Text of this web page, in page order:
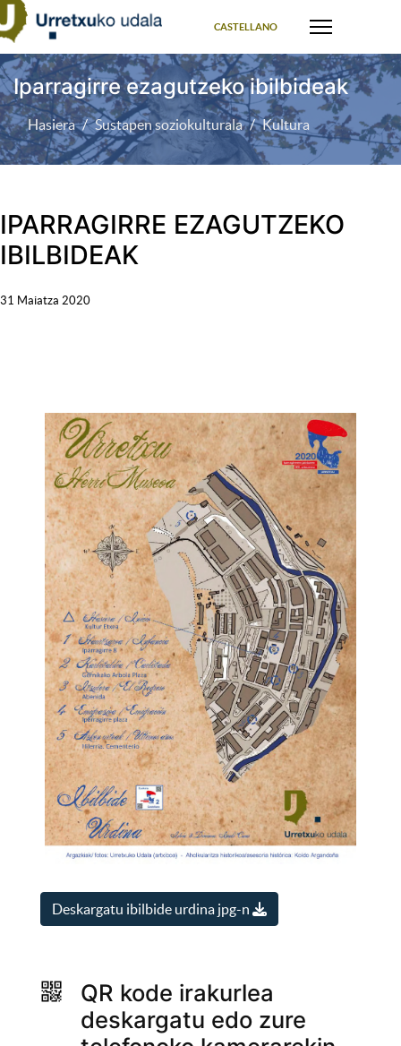
CASTELLANO
Iparragirre ezagutzeko ibilbideak
Hasiera Sustapen soziokulturala Kultura
IPARRAGIRRE EZAGUTZEKO
IBILBIDEAK
31 Maiatza 2020
Deskargatu ibilbide urdina jpg-n
QR kode irakurlea
deskargatu edo zure